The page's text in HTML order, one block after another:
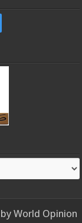
World Opinion